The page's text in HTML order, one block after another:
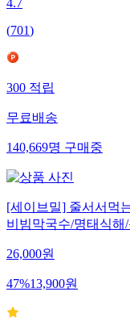
4.7
(701)
300적립
무료배송
140,669명구매중
[세이브밀] 줄서서먹
비빔막국수/명태식해
26,000원
47%13,900원